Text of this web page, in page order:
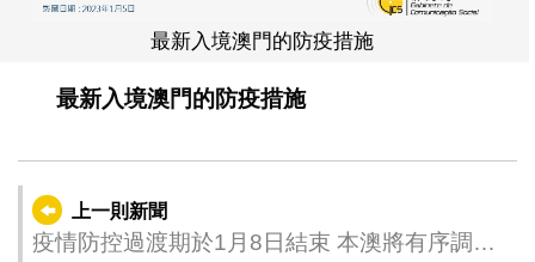
最新入境澳門的防疫措施
最新入境澳門的防疫措施
上一則新聞
疫情防控過渡期於1月8日結束 本澳將有序調整